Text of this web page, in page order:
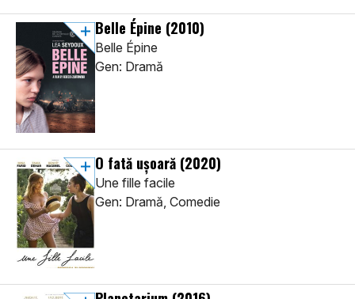
Belle Épine (2010)
Belle Épine
Gen: Dramă
O fată ușoară (2020)
Une fille facile
Gen: Dramă, Comedie